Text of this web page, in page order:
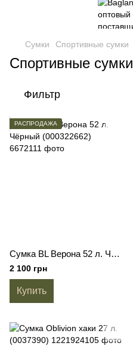
Сумки Спортивные сумки
Спортивные сумки
Фильтр
РАСПРОДАЖА
Сумка BL Верона 52 л. Чёрный (000322662)
2 100 грн
Купить